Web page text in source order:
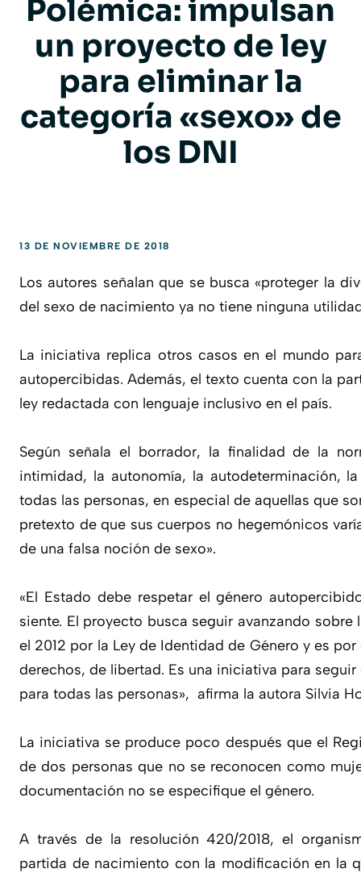
Polémica: impulsan
un proyecto de ley
para eliminar la
categoría «sexo» de
los DNI
13 DE NOVIEMBRE DE 2018
Los autores señalan que se busca «proteger la
del sexo de nacimiento ya no tiene ninguna
La iniciativa replica otros casos en el mundo
autopercibidas. Además, el texto cuenta con la
ley redactada con lenguaje inclusivo en el país.
Según señala el borrador, la finalidad de la
intimidad, la autonomía, la autodeterminación,
todas las personas, en especial de aquellas que
pretexto de que sus cuerpos no hegemónicos
de una falsa noción de sexo».
«El Estado debe respetar el género
siente. El proyecto busca seguir avanzando
el 2012 por la Ley de Identidad de Género y es
derechos, de libertad. Es una iniciativa para
para todas las personas», afirma la autora Silvia
La iniciativa se produce poco después que el
de dos personas que no se reconocen como
documentación no se especifique el género.
A través de la resolución 420/2018, el
partida de nacimiento con la modificación en la